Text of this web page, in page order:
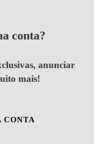
conta?
anunciar
mais!
CONTA